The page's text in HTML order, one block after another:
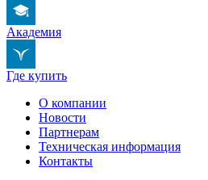
Академия
Где купить
О компании
Новости
Партнерам
Техническая информация
Контакты